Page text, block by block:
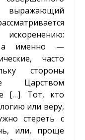
а именно —
часто
стороны
Царством
[…]. Тот, кто
или веру,
стереть с
или, проще